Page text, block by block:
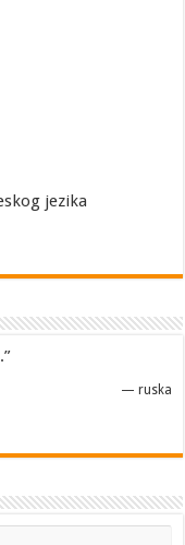
jezika
— ruska